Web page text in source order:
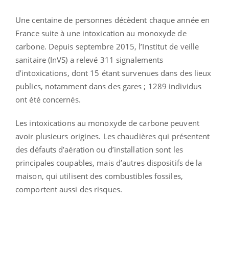
Une centaine de personnes décèdent chaque année en
France suite à une intoxication au monoxyde de
carbone. Depuis septembre 2015, l’Institut de veille
sanitaire (InVS) a relevé 311 signalements
d’intoxications, dont 15 étant survenues dans des lieux
publics, notamment dans des gares ; 1289 individus
ont été concernés.
Les intoxications au monoxyde de carbone peuvent
avoir plusieurs origines. Les chaudières qui présentent
des défauts d’aération ou d’installation sont les
principales coupables, mais d’autres dispositifs de la
maison, qui utilisent des combustibles fossiles,
comportent aussi des risques.